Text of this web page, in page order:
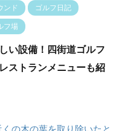
ンド ゴルフ日記
フ場
い設備！四街道ゴルフ
ストランメニューも紹